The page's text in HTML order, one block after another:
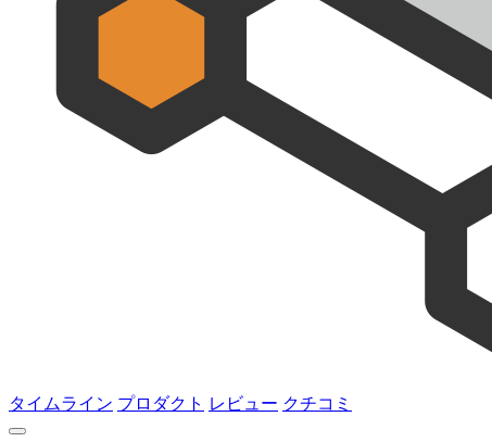
タイムライン プロダクト レビュー クチコミ